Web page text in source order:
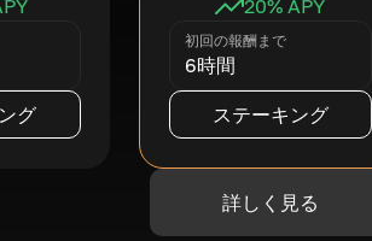
グ
20% APY
初回の報酬まで
6時間
ステーキング
詳しく見る